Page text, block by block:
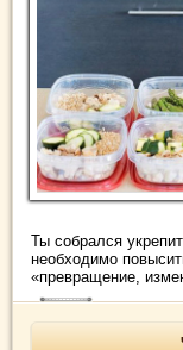
Ты собрался
необходимо
«превращение,